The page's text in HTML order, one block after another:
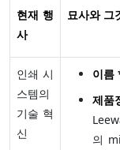
현재 행
사
묘사와 그
인쇄 시
스템의
기술 혁
신
이름
제품
의